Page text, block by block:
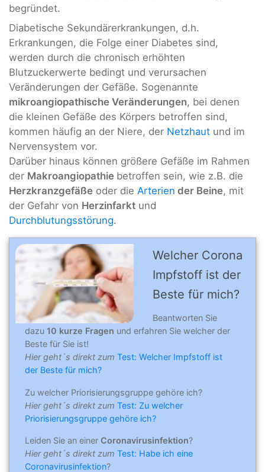
begründet.
Diabetische Sekundärerkrankungen, d.h.
Erkrankungen, die Folge einer Diabetes sind,
werden durch die chronisch erhöhten
Blutzuckerwerte bedingt und verursachen
Veränderungen der Gefäße. Sogenannte
mikroangiopathische Veränderungen, bei denen
die kleinen Gefäße des Körpers betroffen sind,
kommen häufig an der Niere, der Netzhaut und im
Nervensystem vor.
Darüber hinaus können größere Gefäße im Rahmen
der Makroangiopathie betroffen sein, wie z.B. die
Herzkranzgefäße oder die Arterien der Beine, mit
der Gefahr von Herzinfarkt und
Durchblutungsstörung.
Welcher Corona
Impfstoff ist der
Beste für mich?
Beantworten Sie
dazu 10 kurze Fragen und erfahren Sie welcher der
Beste für Sie ist!
Hier geht´s direkt zum Test: Welcher Impfstoff ist
der Beste für mich?
Zu welcher Priorisierungsgruppe gehöre ich?
Hier geht´s direkt zum Test: Zu welcher
Priorisierungsgruppe gehöre ich?
Leiden Sie an einer Coronavirusinfektion?
Hier geht´s direkt zum Test: Habe ich eine
Coronavirusinfektion?